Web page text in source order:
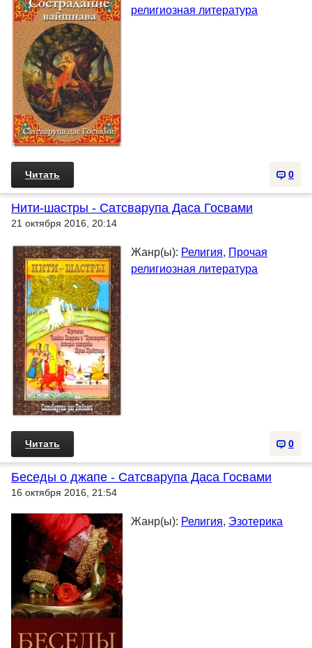
религиозная литература
0
Читать
Нити-шастры - Сатсварупа Даса Госвами
21 октября 2016, 20:14
Жанр(ы): Религия, Прочая
религиозная литература
0
Читать
Беседы о джапе - Сатсварупа Даса Госвами
16 октября 2016, 21:54
Жанр(ы): Религия, Эзотерика